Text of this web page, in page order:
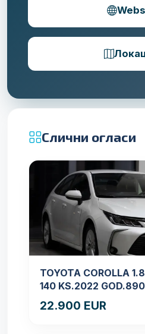
Слични огласи
TOYOTA COROLLA
140 KS.2022
22.900 EUR